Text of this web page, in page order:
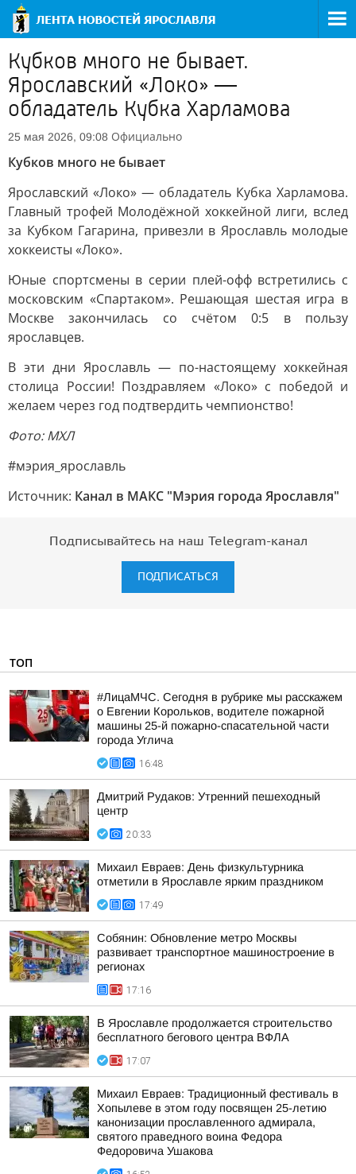
Кубков много не бывает.
Ярославский «Локо» —
обладатель Кубка Харламова
25 мая 2026, 09:08 Официально
Кубков много не бывает
Ярославский «Локо» — обладатель Кубка Харламова.
Главный трофей Молодёжной хоккейной лиги, вслед
за Кубком Гагарина, привезли в Ярославль молодые
хоккеисты «Локо».
Юные спортсмены в серии плей-офф встретились с
московским «Спартаком». Решающая шестая игра в
Москве закончилась со счётом 0:5 в пользу
ярославцев.
В эти дни Ярославль — по-настоящему хоккейная
столица России! Поздравляем «Локо» с победой и
желаем через год подтвердить чемпионство!
Фото: МХЛ
#мэрия_ярославль
Источник: Канал в МАКС "Мэрия города Ярославля"
Подписывайтесь на наш Telegram-канал
ПОДПИСАТЬСЯ
ТОП
#ЛицаМЧС. Сегодня в рубрике мы расскажем
о Евгении Корольков, водителе пожарной
машины 25-й пожарно-спасательной части
города Углича
16:48
Дмитрий Рудаков: Утренний пешеходный
центр
20:33
Михаил Евраев: День физкультурника
отметили в Ярославле ярким праздником
17:49
Собянин: Обновление метро Москвы
развивает транспортное машиностроение в
регионах
17:16
В Ярославле продолжается строительство
бесплатного бегового центра ВФЛА
17:07
Михаил Евраев: Традиционный фестиваль в
Хопылеве в этом году посвящен 25-летию
канонизации прославленного адмирала,
святого праведного воина Федора
Федоровича Ушакова